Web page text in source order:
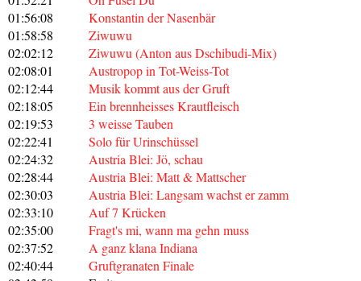
01:56:08
Konstantin der Nasenbär
01:58:58
Ziwuwu
02:02:12
Ziwuwu (Anton aus Dschibudi-Mix)
02:08:01
Austropop in Tot-Weiss-Tot
02:12:44
Musik kommt aus der Gruft
02:18:05
Ein brennheisses Krautfleisch
02:19:53
3 weisse Tauben
02:22:41
Solo für Urinschüssel
02:24:32
Austria Blei: Jö, schau
02:28:44
Austria Blei: Matt & Mattscher
02:30:03
Austria Blei: Langsam wachst er zamm
02:33:10
Auf 7 Krücken
02:35:00
Fragt's mi, wann ma gehn muss
02:37:52
A ganz klana Indiana
02:40:44
Gruftgranaten Finale